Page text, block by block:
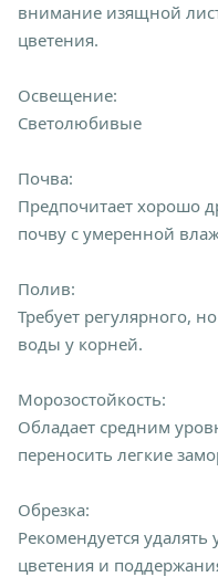
внимание изящной
цветения.
Освещение:
Светолюбивые
Почва:
Предпочитает хорошо
почву с умеренной
Полив:
Требует регулярного,
воды у корней.
Морозостойкость:
Обладает средним
переносить легкие
Обрезка:
Рекомендуется
цветения и